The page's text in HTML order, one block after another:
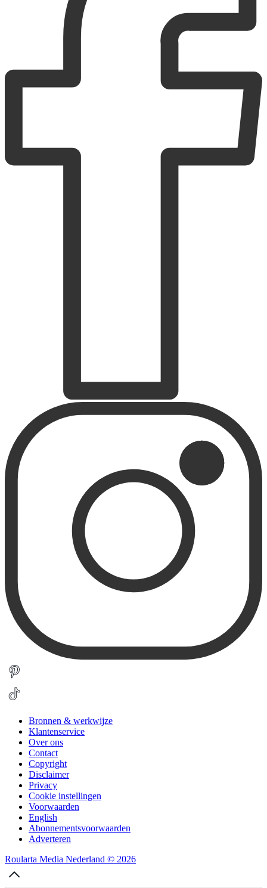
Bronnen & werkwijze
Klantenservice
Over ons
Contact
Copyright
Disclaimer
Privacy
Cookie instellingen
Voorwaarden
English
Abonnementsvoorwaarden
Adverteren
Roularta Media Nederland © 2026